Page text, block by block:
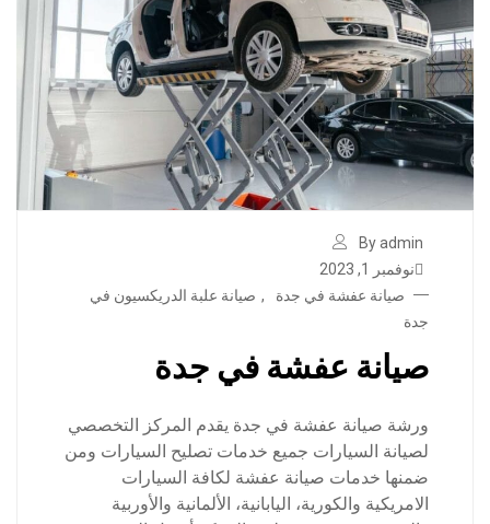
By admin
نوفمبر 1, 2023
صيانة عفشة في جدة
, صيانة علبة الدريكسيون في
جدة
صيانة عفشة في جدة
ورشة صيانة عفشة في جدة يقدم المركز التخصصي
لصيانة السيارات جميع خدمات تصليح السيارات ومن
ضمنها خدمات صيانة عفشة لكافة السيارات
الامريكية والكورية، اليابانية، الألمانية والأوربية